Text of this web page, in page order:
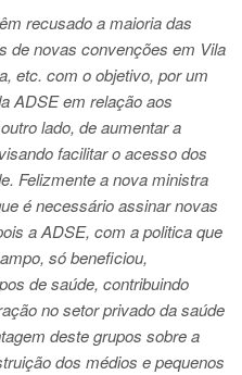
recusado a maioria das
de novas convenções em Vila
etc. com o objetivo, por um
ADSE em relação aos
lado, de aumentar a
facilitar o acesso dos
Felizmente a nova ministra
é necessário assinar novas
a ADSE, com a politica que
só beneficiou,
de saúde, contribuindo
no setor privado da saúde
deste grupos sobre a
dos médios e pequenos